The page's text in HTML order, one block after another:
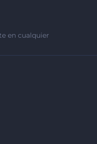
en cualquier